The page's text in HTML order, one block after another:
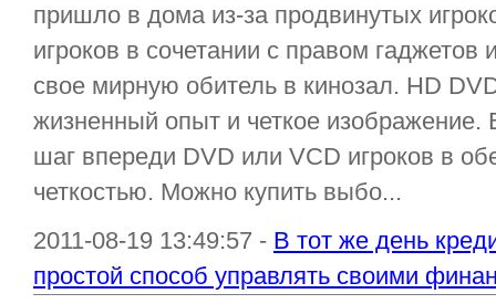
пришло в дома из-за продвинутых
игроков в сочетании с правом гаджетов
свое мирную обитель в кинозал. HD
жизненный опыт и четкое
шаг впереди DVD или VCD игроков в
четкостью. Можно купить выбо...
2011-08-19 13:49:57 - В тот же день
простой способ управлять своими